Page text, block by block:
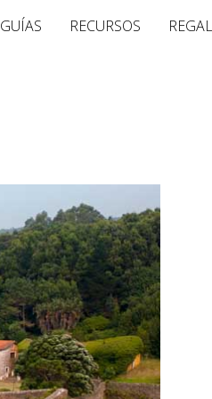
GUÍAS RECURSOS